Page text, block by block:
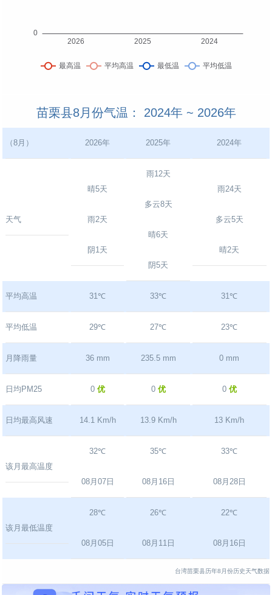
苗栗县8月份气温： 2024年 ~ 2026年
（8月） 2026年 2025年 2024年
天气
晴5天
雨2天
阴1天
雨12天
多云8天
晴6天
阴5天
雨24天
多云5天
晴2天
平均高温 31℃ 33℃ 31℃
平均低温 29℃ 27℃ 23℃
月降雨量 36 mm 235.5 mm 0 mm
日均PM25 0 优 0 优 0 优
日均最高风速 14.1 Km/h 13.9 Km/h 13 Km/h
该月最高温度
32℃
08月07日
35℃
08月16日
33℃
08月28日
该月最低温度
28℃
08月05日
26℃
08月11日
22℃
08月16日
台湾苗栗县历年8月份历史天气数据